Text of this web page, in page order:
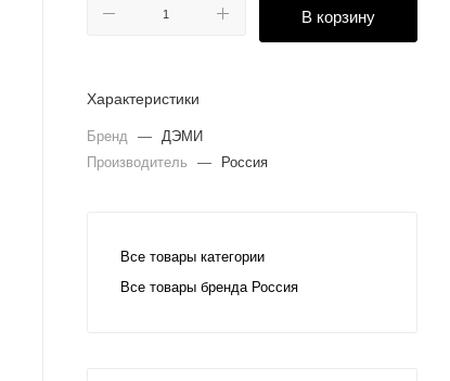
В корзину
Характеристики
Бренд —
ДЭМИ
Производитель
— Россия
Все товары категории
Все товары бренда Россия